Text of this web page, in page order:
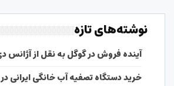
نوشته‌های تازه
آینده فروش در گوگل به نقل از آژانس
خرید دستگاه تصفیه آب خانگی ایرانی